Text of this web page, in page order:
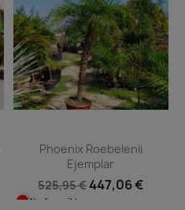
Phoenix Roebelenii
Ejemplar
525,95 €447,06 €
No disponible